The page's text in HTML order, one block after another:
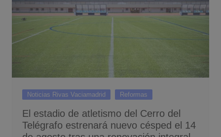
Noticias Rivas Vaciamadrid Reformas
El estadio de atletismo del Cerro del
Telégrafo estrenará nuevo césped el 14